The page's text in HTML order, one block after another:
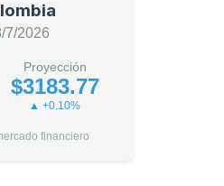
7/2026
Proyección
$3183.77
▲ +0.10%
financiero